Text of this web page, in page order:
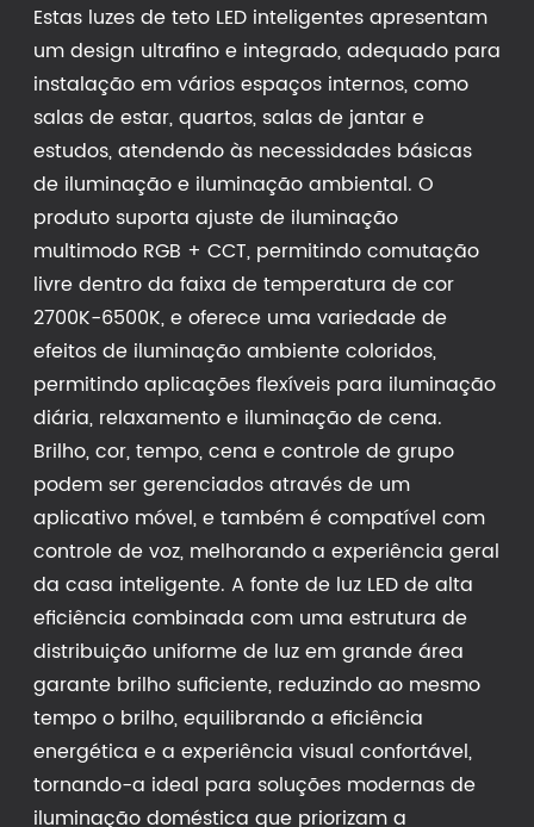
Estas luzes de teto LED inteligentes apresentam
um design ultrafino e integrado, adequado para
instalação em vários espaços internos, como
salas de estar, quartos, salas de jantar e
estudos, atendendo às necessidades básicas
de iluminação e iluminação ambiental. O
produto suporta ajuste de iluminação
multimodo RGB + CCT, permitindo comutação
livre dentro da faixa de temperatura de cor
2700K-6500K, e oferece uma variedade de
efeitos de iluminação ambiente coloridos,
permitindo aplicações flexíveis para iluminação
diária, relaxamento e iluminação de cena.
Brilho, cor, tempo, cena e controle de grupo
podem ser gerenciados através de um
aplicativo móvel, e também é compatível com
controle de voz, melhorando a experiência geral
da casa inteligente. A fonte de luz LED de alta
eficiência combinada com uma estrutura de
distribuição uniforme de luz em grande área
garante brilho suficiente, reduzindo ao mesmo
tempo o brilho, equilibrando a eficiência
energética e a experiência visual confortável,
tornando-a ideal para soluções modernas de
iluminação doméstica que priorizam a